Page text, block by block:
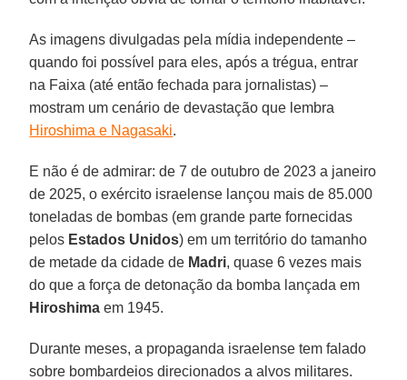
As imagens divulgadas pela mídia independente –
quando foi possível para eles, após a trégua, entrar
na Faixa (até então fechada para jornalistas) –
mostram um cenário de devastação que lembra
Hiroshima e Nagasaki.
E não é de admirar: de 7 de outubro de 2023 a janeiro
de 2025, o exército israelense lançou mais de 85.000
toneladas de bombas (em grande parte fornecidas
pelos Estados Unidos) em um território do tamanho
de metade da cidade de Madri, quase 6 vezes mais
do que a força de detonação da bomba lançada em
Hiroshima em 1945.
Durante meses, a propaganda israelense tem falado
sobre bombardeios direcionados a alvos militares.